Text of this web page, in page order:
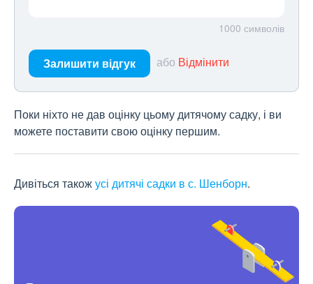
1000 символів
Залишити відгук або Відмінити
Поки ніхто не дав оцінку цьому дитячому садку, і ви
можете поставити свою оцінку першим.
Дивіться такожусі дитячі садки в с. Шенборн.